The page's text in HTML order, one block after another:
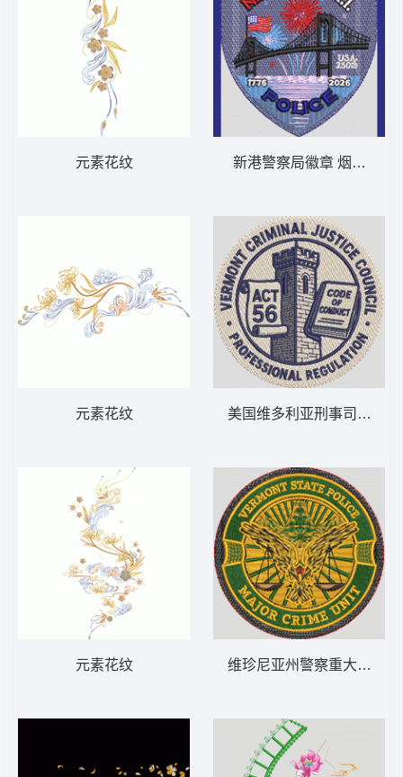
元素花纹
元素花纹
元素花纹
新港警察局徽章 烟花